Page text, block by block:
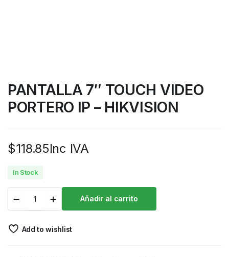
PANTALLA 7″ TOUCH VIDEO
PORTERO IP – HIKVISION
$118.85Inc IVA
In Stock
Añadir al carrito
Add to wishlist